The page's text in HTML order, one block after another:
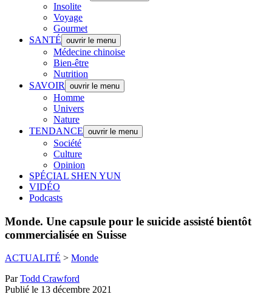
Insolite
Voyage
Gourmet
SANTÉ ouvrir le menu
Médecine chinoise
Bien-être
Nutrition
SAVOIR
ouvrir le menu
Homme
Univers
Nature
TENDANCE ouvrir le menu
Société
Culture
Opinion
SPÉCIAL SHEN YUN
VIDÉO
Podcasts
Monde. Une capsule pour le suicide assisté bientôt
commercialisée en Suisse
ACTUALITÉ > Monde
ParTodd Crawford
Publié le 13 décembre 2021